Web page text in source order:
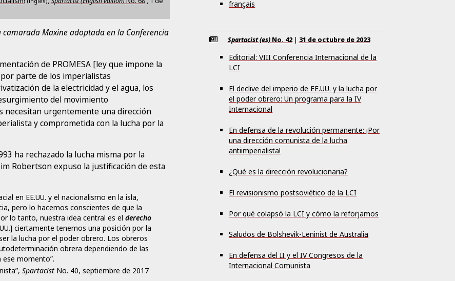
Maxine adoptada en la Conferencia
de PROMESA [ley que impone la
parte de los imperialistas
de la electricidad y el agua, los
del movimiento
necesitan urgentemente una dirección
y comprometida con la lucha por la
ha rechazado la lucha misma por la
Robertson expuso la justificación de esta
en EE.UU. y el nacionalismo en la isla,
pero lo hacemos conscientes de que la
lo tanto, nuestra idea central es elderecho
ciertamente tenemos una posición por la
la lucha por el poder obrero. Los obreros
obrera dependiendo de las
ese momento”.
Spartacist No. 40, septiembre de 2017
français
Spartacist (es)No. 42 | 31 de octubre de 2023
Editorial: VIII Conferencia Internacional de la
LCI
El declive del imperio de EE.UU. y la lucha por
el poder obrero: Un programa para la IV
Internacional
En defensa de la revolución permanente: ¡Por
una dirección comunista de la lucha
antiimperialista!
¿Qué es la dirección revolucionaria?
El revisionismo postsoviético de la LCI
Por qué colapsó la LCI y cómo la reforjamos
Saludos de Bolshevik-Leninist de Australia
En defensa del II y el IV Congresos de la
Internacional Comunista